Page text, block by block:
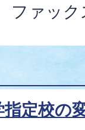
ァック
定校の